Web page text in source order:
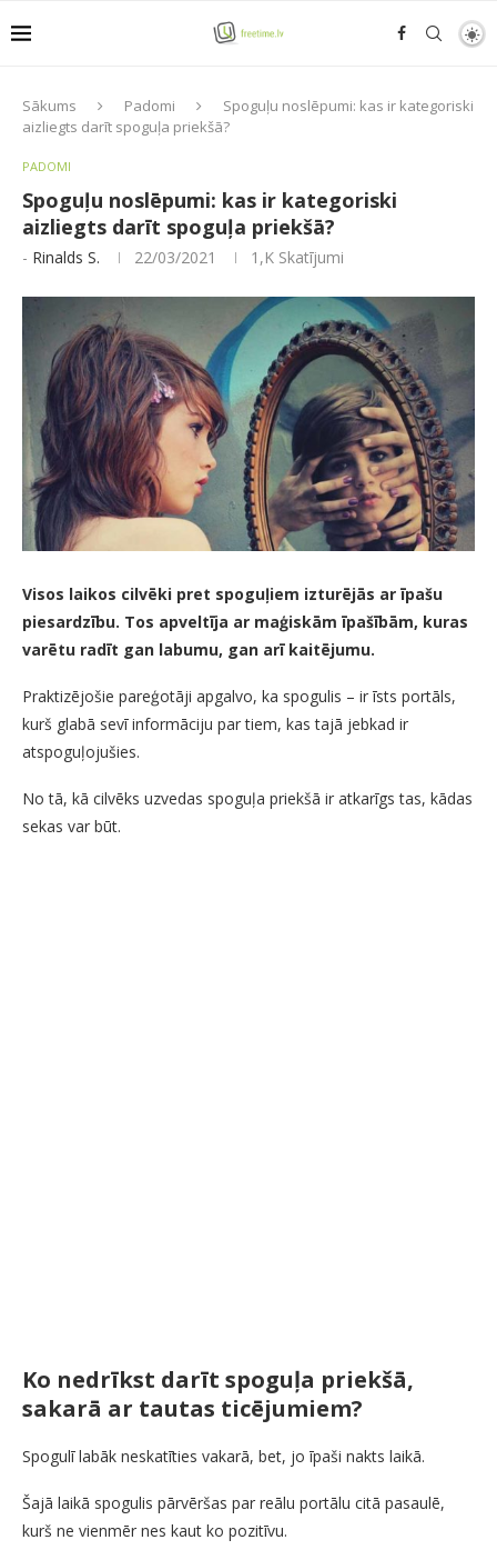
Sākums Padomi
Spoguļu noslēpumi: kas ir kategoriski
aizliegts darīt spoguļa priekšā?
PADOMI
Spoguļu noslēpumi: kas ir kategoriski
aizliegts darīt spoguļa priekšā?
- Rinalds S. 22/03/2021 1,K Skatījumi
Visos laikos cilvēki pret spoguļiem izturējās ar īpašu
piesardzību. Tos apveltīja ar maģiskām īpašībām, kuras
varētu radīt gan labumu, gan arī kaitējumu.
Praktizējošie pareģotāji apgalvo, ka spogulis – ir īsts portāls,
kurš glabā sevī informāciju par tiem, kas tajā jebkad ir
atspoguļojušies.
No tā, kā cilvēks uzvedas spoguļa priekšā ir atkarīgs tas, kādas
sekas var būt.
Ko nedrīkst darīt spoguļa priekšā,
sakarā ar tautas ticējumiem?
Spogulī labāk neskatīties vakarā, bet, jo īpaši nakts laikā.
Šajā laikā spogulis pārvēršas par reālu portālu citā pasaulē,
kurš ne vienmēr nes kaut ko pozitīvu.